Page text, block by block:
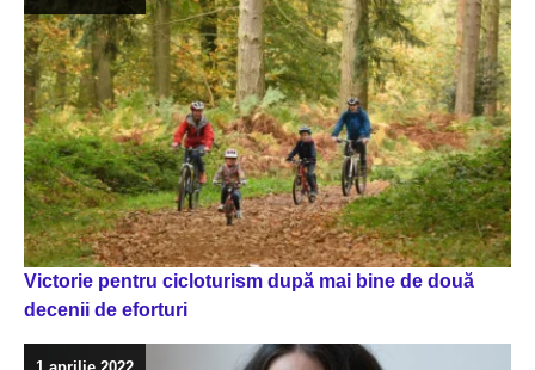
Victorie pentru cicloturism după mai bine de două
decenii de eforturi